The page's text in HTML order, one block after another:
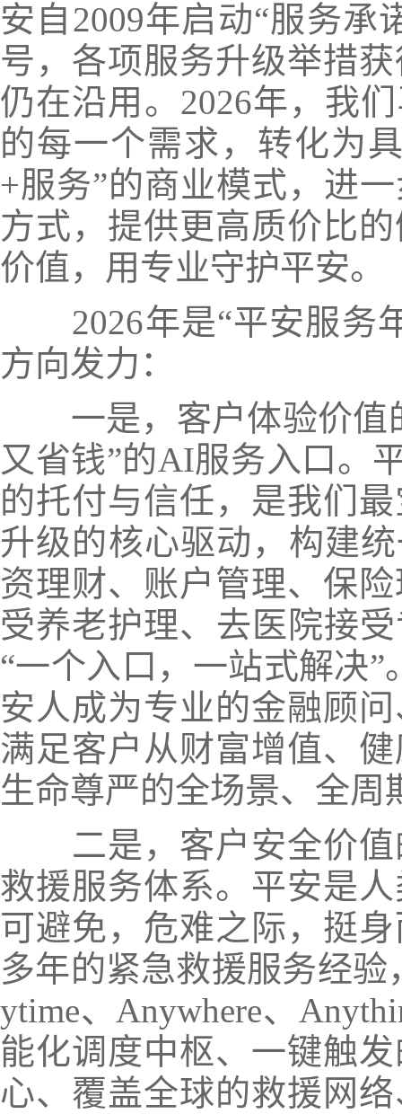
安自2009年启动“服务承
号，各项服务升级举措
仍在沿用。2026年，我
的每一个需求，转化为
+服务”的商业模式，进
方式，提供更高质价比
价值，用专业守护平安。
2026年是“平安服务
方向发力：
一是，客户体验价值
又省钱”的AI服务入口。
的托付与信任，是我们
升级的核心驱动，构建
资理财、账户管理、保
受养老护理、去医院接
“一个入口，一站式解决
安人成为专业的金融顾
满足客户从财富增值、
生命尊严的全场景、全周
二是，客户安全价
救援服务体系。 平安是
可避免，危难之际，挺
多年的紧急救援服务经
ytime、Anywhere、
能化调度中枢、一键触
心、覆盖全球的救援网